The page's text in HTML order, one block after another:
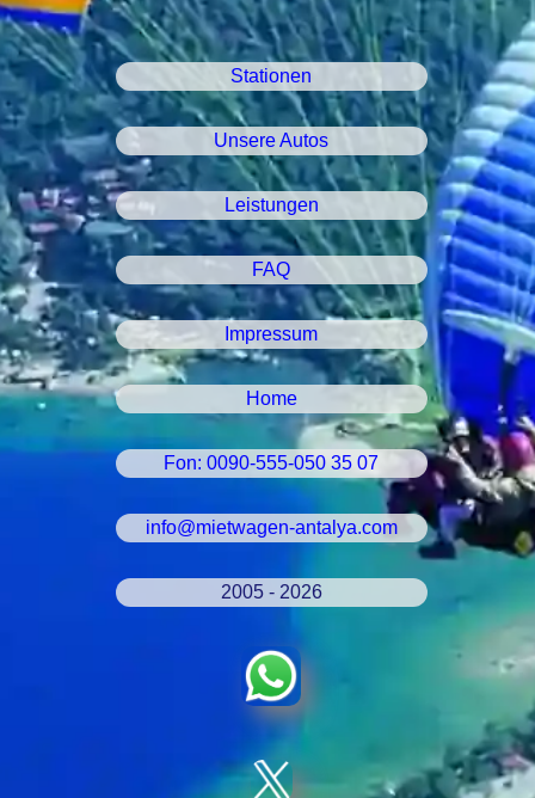
Stationen
Unsere Autos
Leistungen
FAQ
Impressum
Home
Fon: 0090-555-050 35 07
info@mietwagen-antalya.com
2005 - 2026